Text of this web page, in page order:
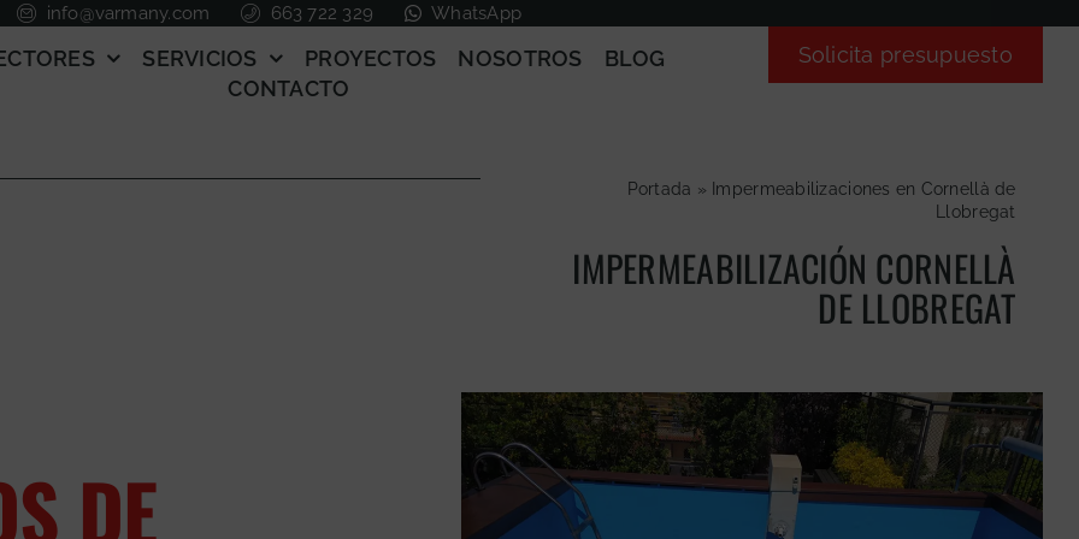
info@varmany.com 663 722 329 WhatsApp
SERVICIOS PROYECTOS NOSOTROS
BLOG
CONTACTO
Solicita presupuesto
Portada » Impermeabilizaciones en Cornellà de
Llobregat
IMPERMEABILIZACIÓN CORNELLÀ
DE LLOBREGAT
DE